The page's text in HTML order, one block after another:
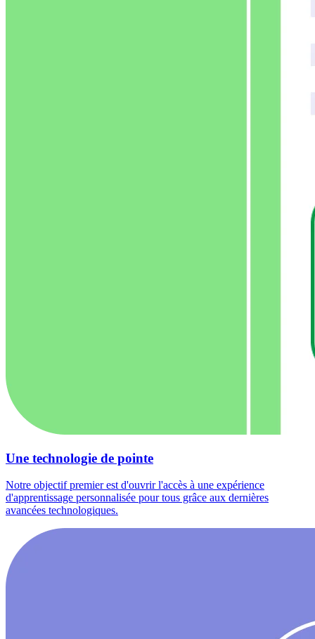
Une technologie de pointe
Notre objectif premier est d'ouvrir l'accès à une expérience
d'apprentissage personnalisée pour tous grâce aux dernières
avancées technologiques.